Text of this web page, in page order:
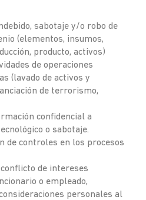
sabotaje y/o robo de
(elementos, insumos,
producto, activos)
de operaciones
(lavado de activos y
de terrorismo,
confidencial a
o sabotaje.
de controles en los procesos
de intereses
o empleado,
personales al